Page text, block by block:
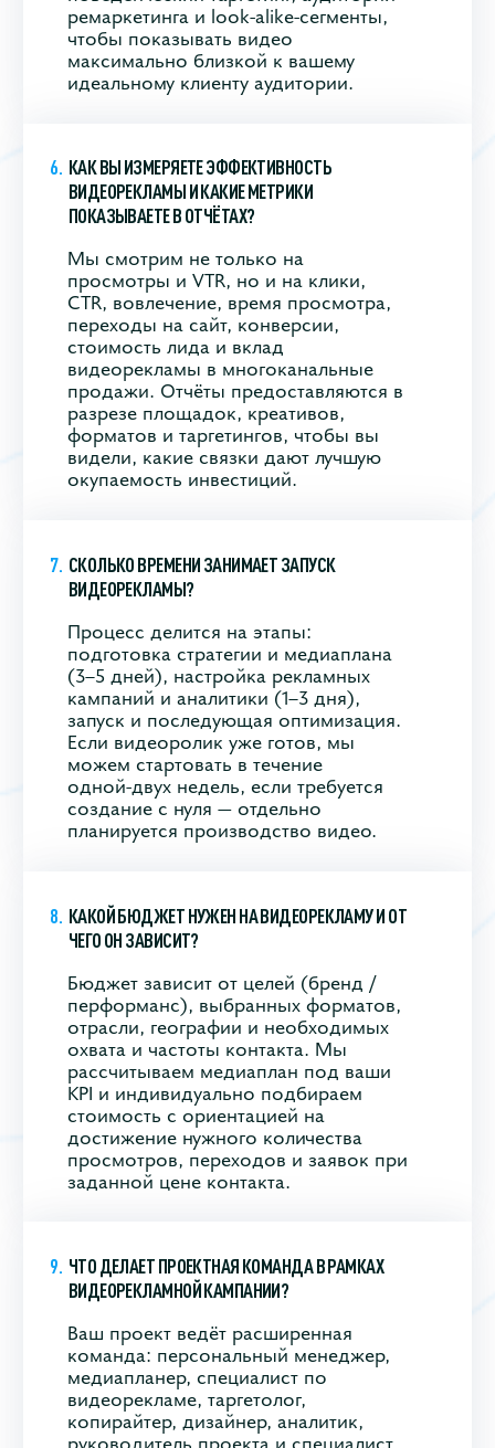
ремаркетинга и look‑alike‑сегменты,
чтобы показывать видео
максимально близкой к вашему
идеальному клиенту аудитории.
КАК ВЫ ИЗМЕРЯЕТЕ ЭФФЕКТИВНОСТЬ
ВИДЕОРЕКЛАМЫ И КАКИЕ МЕТРИКИ
ПОКАЗЫВАЕТЕ В ОТЧЁТАХ?
Мы смотрим не только на
просмотры и VTR, но и на клики,
CTR, вовлечение, время просмотра,
переходы на сайт, конверсии,
стоимость лида и вклад
видеорекламы в многоканальные
продажи. Отчёты предоставляются в
разрезе площадок, креативов,
форматов и таргетингов, чтобы вы
видели, какие связки дают лучшую
окупаемость инвестиций.
СКОЛЬКО ВРЕМЕНИ ЗАНИМАЕТ ЗАПУСК
ВИДЕОРЕКЛАМЫ?
Процесс делится на этапы:
подготовка стратегии и медиаплана
(3–5 дней), настройка рекламных
кампаний и аналитики (1–3 дня),
запуск и последующая оптимизация.
Если видеоролик уже готов, мы
можем стартовать в течение
одной‑двух недель, если требуется
создание с нуля — отдельно
планируется производство видео.
КАКОЙ БЮДЖЕТ НУЖЕН НА ВИДЕОРЕКЛАМУ И ОТ
ЧЕГО ОН ЗАВИСИТ?
Бюджет зависит от целей (бренд /
перформанс), выбранных форматов,
отрасли, географии и необходимых
охвата и частоты контакта. Мы
рассчитываем медиаплан под ваши
KPI и индивидуально подбираем
стоимость с ориентацией на
достижение нужного количества
просмотров, переходов и заявок при
заданной цене контакта.
ЧТО ДЕЛАЕТ ПРОЕКТНАЯ КОМАНДА В РАМКАХ
ВИДЕОРЕКЛАМНОЙ КАМПАНИИ?
Ваш проект ведёт расширенная
команда: персональный менеджер,
медиапланер, специалист по
видеорекламе, таргетолог,
копирайтер, дизайнер, аналитик,
руководитель проекта и специалист